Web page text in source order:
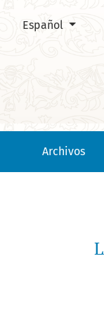
LAS GRAMÍNEAS
Archivos
Cambiar el
Español